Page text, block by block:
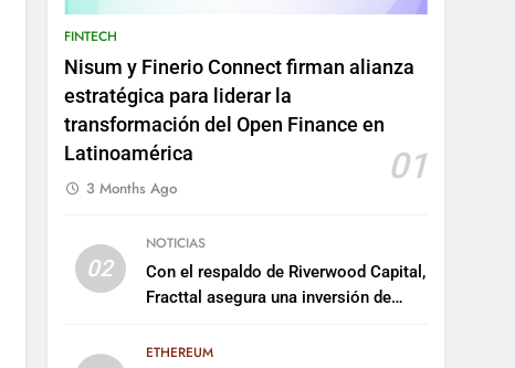
FINTECH
Nisum y Finerio Connect firman alianza
estratégica para liderar la
transformación del Open Finance en
Latinoamérica
01
3 Months Ago
02
NOTICIAS
Con el respaldo de Riverwood Capital,
Fracttal asegura una inversión de
plataforma
ETHEREUM